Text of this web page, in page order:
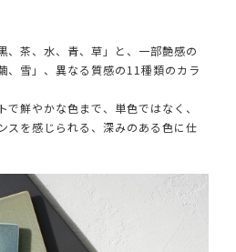
、茶、水、青、草」と、一部艶感の
、雪」、異なる質感の11種類のカラ
鮮やかな色まで、単色ではなく、
スを感じられる、深みのある色に仕